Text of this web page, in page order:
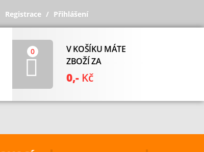
Registrace Přihlášení
V KOŠÍKU MÁTE
ZBOŽÍ ZA
0,- Kč
0